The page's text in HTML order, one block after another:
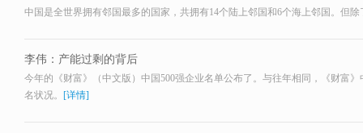
中国是全世界拥有邻国最多的国家，共拥有14个陆上邻国和6个海上邻国。但
李伟：产能过剩的背后
今年的《财富》（中文版）中国500强企业名单公布了。与往年相同，《财富
名状况。 [详情]